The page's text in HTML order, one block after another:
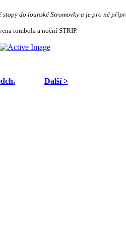
do lounské Stromovky a je pro ně
tombola a noční STRIP.
Další >